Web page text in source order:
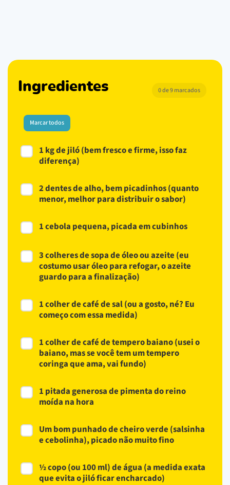
Ingredientes 0 de 9 marcados
Marcar todos
1 kg de jiló (bem fresco e firme, isso faz
diferença)
2 dentes de alho, bem picadinhos (quanto
menor, melhor para distribuir o sabor)
1 cebola pequena, picada em cubinhos
3 colheres de sopa de óleo ou azeite (eu
costumo usar óleo para refogar, o azeite
guardo para a finalização)
1 colher de café de sal (ou a gosto, né? Eu
começo com essa medida)
1 colher de café de tempero baiano (usei o
baiano, mas se você tem um tempero
coringa que ama, vai fundo)
1 pitada generosa de pimenta do reino
moída na hora
Um bom punhado de cheiro verde (salsinha
e cebolinha), picado não muito fino
½ copo (ou 100 ml) de água (a medida exata
que evita o jiló ficar encharcado)